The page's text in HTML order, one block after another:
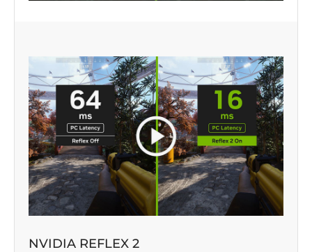
NVIDIA REFLEX 2